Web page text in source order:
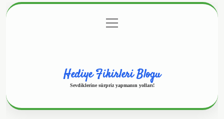
Gizlilik Politikası
menüyü
aç
Hediye Fikirleri Blogu
Sevdiklerine sürpriz yapmanın yolları!